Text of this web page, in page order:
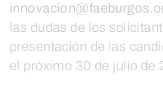
las dudas de los
presentación de las
el próximo 30 de julio de